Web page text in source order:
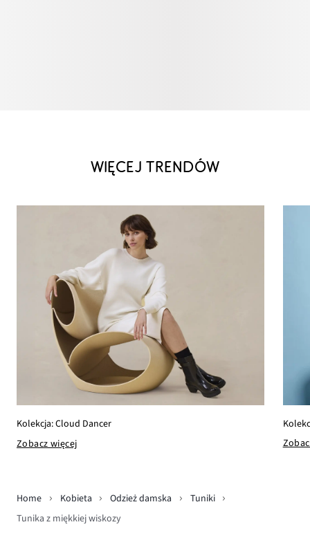
WIĘCEJ TRENDÓW
Kolekcja: Cloud Dancer
Zobacz więcej
Home Kobieta Odzież damska
Tuniki
Tunika z miękkiej wiskozy